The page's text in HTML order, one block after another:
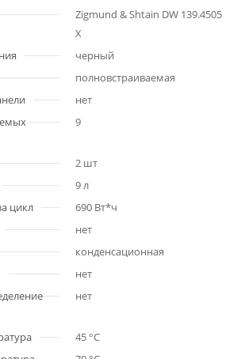
Zigmund & Shtain DW 139.4505
X
черный
полновстраиваемая
нет
9
2 шт
9 л
цикл
690 Вт*ч
нет
конденсационная
нет
нет
45 °C